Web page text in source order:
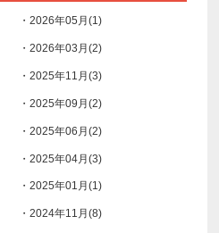
・2026年05月(1)
・2026年03月(2)
・2025年11月(3)
・2025年09月(2)
・2025年06月(2)
・2025年04月(3)
・2025年01月(1)
・2024年11月(8)